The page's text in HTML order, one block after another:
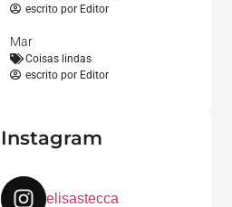
escrito porEditor
Mar
Coisas lindas
escrito porEditor
Instagram
elisastecca